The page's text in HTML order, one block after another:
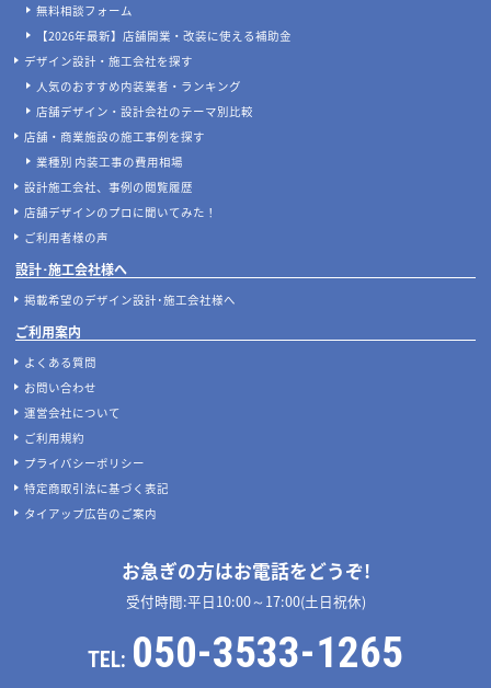
無料相談フォーム
【2026年最新】店舗開業・改装に使える補助金
デザイン設計・施工会社を探す
人気のおすすめ内装業者・ランキング
店舗デザイン・設計会社のテーマ別比較
店舗・商業施設の施工事例を探す
業種別 内装工事の費用相場
設計施工会社、事例の閲覧履歴
店舗デザインのプロに聞いてみた！
ご利用者様の声
設計･施工会社様へ
掲載希望のデザイン設計･施工会社様へ
ご利用案内
よくある質問
お問い合わせ
運営会社について
ご利用規約
プライバシーポリシー
特定商取引法に基づく表記
タイアップ広告のご案内
お急ぎの方はお電話をどうぞ!
受付時間:平日10:00～17:00(土日祝休)
TEL: 050-3533-1265